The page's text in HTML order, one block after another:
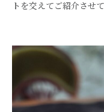
トを交えてご紹介させ